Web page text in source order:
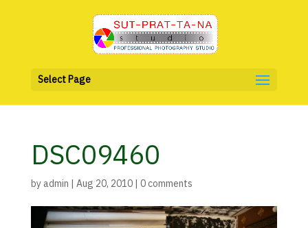
Select Page
DSC09460
byadmin | Aug 20, 2010| 0 comments